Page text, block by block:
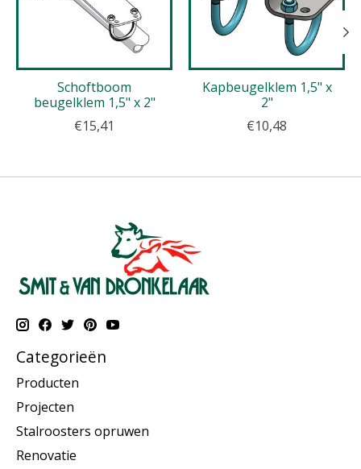
Schoftboom
beugelklem 1,5" x 2"
€15,41
Kapbeugelklem 1,5" x
2"
€10,48
Categorieën
Producten
Projecten
Stalroosters opruwen
Renovatie